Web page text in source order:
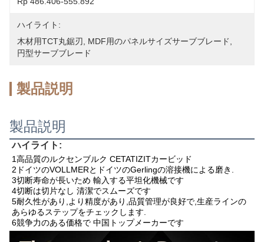
ハイライト:
木材用TCT丸鋸刃
MDF用のパネルサイズサーブブレード
円型サーブブレード
製品説明
製品説明
ハイライト:
1高品質のルクセンブルク CETATIZITカービッド
2ドイツのVOLLMERとドイツのGerlingの溶接機による磨き.
3切断寿命が長いため 輸入する平坦化機械です
4切断は切片なし 清潔でスムーズです
5耐久性があり,より精度があり,品質管理が良好で,生産ラインの
あらゆるステップをチェックします.
6競争力のある価格で 中国トップメーカーです